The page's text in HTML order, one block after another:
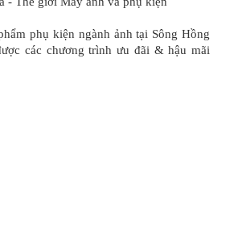
phụ kiện ngành ảnh tại Sông Hồng
các chương trình ưu đãi & hậu mãi